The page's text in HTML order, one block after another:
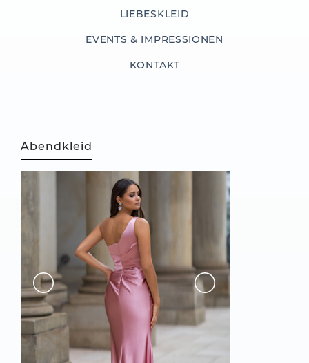
LIEBESKLEID
EVENTS & IMPRESSIONEN
KONTAKT
Abendkleid